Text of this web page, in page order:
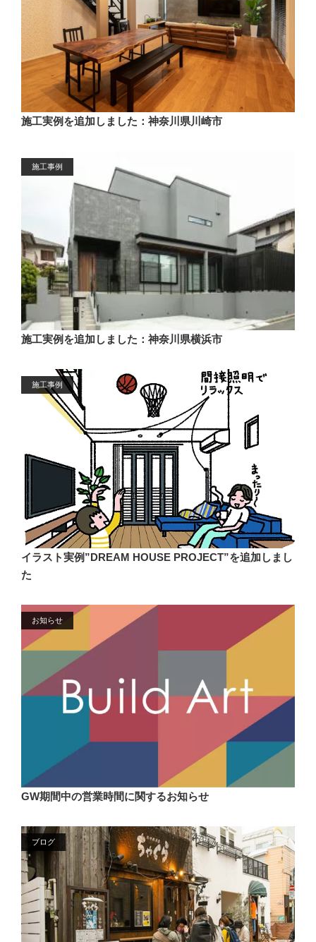
施工実例を追加しました：神奈川県川崎市
施工実例を追加しました：神奈川県横浜市
施工事例
イラスト実例”DREAM HOUSE PROJECT”を追加しまし
た
施工事例
GW期間中の営業時間に関するお知らせ
お知らせ
ブログ